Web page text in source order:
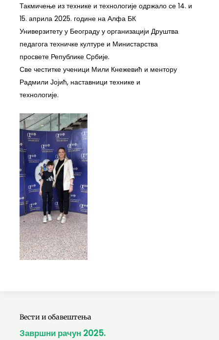
Такмичење из технике и технологије одржало се 14. и
15. априла 2025. године на Алфа БК
Универзитету у Београду у организацији Друштва
педагога техничке културе и Министарства
просвете Републике Србије.
Све честитке ученици Мили Кнежевић и ментору
Радмили Јојић, наставници технике и
технологије.
Вести и обавештења
Завршни рачун 2025.